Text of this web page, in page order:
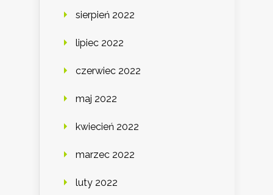
sierpień 2022
lipiec 2022
czerwiec 2022
maj 2022
kwiecień 2022
marzec 2022
luty 2022